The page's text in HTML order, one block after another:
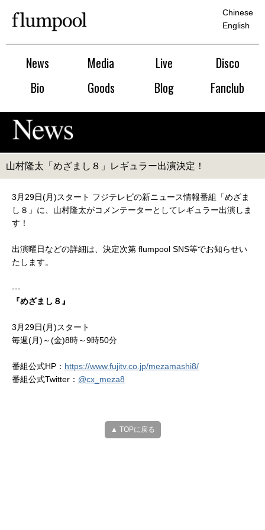
News Media Live
Disco
Bio
Goods Blog Fanclub
Chinese
English
山村隆太「めざまし８」レギュラー出演決定！
3月29日(月)スタート フジテレビの新ニュース情報番組「めざま
し８」に、山村隆太がコメンテーターとしてレギュラー出演しま
す！
出演曜日などの詳細は、決定次第 flumpool SNS等でお知らせい
たします。
---
『めざまし８』
3月29日(月)スタート
毎週(月)～(金)8時～9時50分
番組公式HP： https://www.fujitv.co.jp/mezamashi8/
番組公式Twitter： @cx_meza8
▲ TOPに戻る